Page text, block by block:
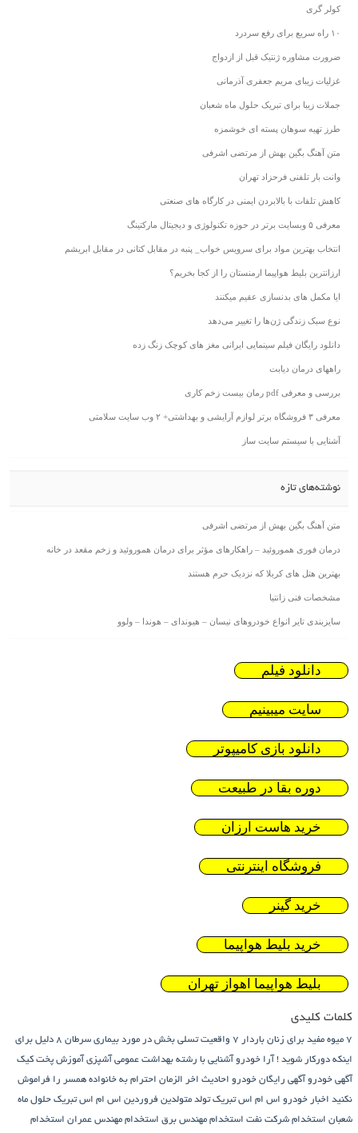
کولر گری
۱۰ راه سریع برای رفع سردرد
ضرورت مشاوره ژنتیک قبل از ازدواج
غزلیات زیبای مریم جعفری آذرمانی
جملات زیبا برای تبریک حلول ماه شعبان
طرز تهیه سوهان پسته ای خوشمزه
متن آهنگ بگین بهش از مرتضی اشرفی
وانت بار تلفنی فرحزاد تهران
کاهش تلفات با بالابردن ایمنی در کارگاه های صنعتی
معرفی ۵ وبسایت برتر در حوزه تکنولوژی و دیجیتال مارکتینگ
انتخاب بهترین مواد برای سرویس خواب_ پنبه در مقابل کتانی در مقابل ابریشم
ارزانترین بلیط هواپیما ارمنستان را از کجا بخریم؟
ایا مکمل های بدنسازی عقیم میکنند
نوع سبک زندگی ژن‌ها را تغییر می‌دهد
دانلود رایگان فیلم سینمایی ایرانی مغز های کوچک زنگ زده
راههای درمان دیابت
بررسی و معرفی pdf رمان بیست زخم کاری
معرفی ۳ فروشگاه برتر لوازم آرایشی و بهداشتی+ ۲ وب سایت سلامتی
آشنایی با سیستم سایت ساز
نوشته‌های تازه
متن آهنگ بگین بهش از مرتضی اشرفی
درمان فوری هموروئید – راهکارهای مؤثر برای درمان هموروئید و زخم مقعد در خانه
بهترین هتل های کربلا که نزدیک حرم هستند
مشخصات فنی زانتیا
سایزبندی تایر انواع خودروهای نیسان – هیوندای – هوندا – ولوو
دانلود فیلم
سایت میبینیم
دانلود بازی کامیپوتر
دوره بقا در طبیعت
خرید هاست ارزان
فروشگاه اینترنتی
خرید گینر
خرید بلیط هواپیما
بلیط هواپیما اهواز تهران
کلمات کلیدی
7 میوه مفید برای زنان باردار 7 واقعیت تسلی بخش در مورد بیماری سرطان
8 دلیل برای
اینکه دورکار شوید ! آرا خودرو آشنایی با رشته بهداشت عمومی آشپزی آموزش پخت کیک
آگهی خودرو آگهی رایگان خودرو احادیث اخر الزمان احترام به خانواده همسر را فراموش
نکنید اخبار خودرو اس ام اس تبریک تولد متولدین فروردین اس ام اس تبریک حلول ماه
شعبان استخدام شرکت نفت استخدام مهندس برق استخدام مهندس عمران استخدام